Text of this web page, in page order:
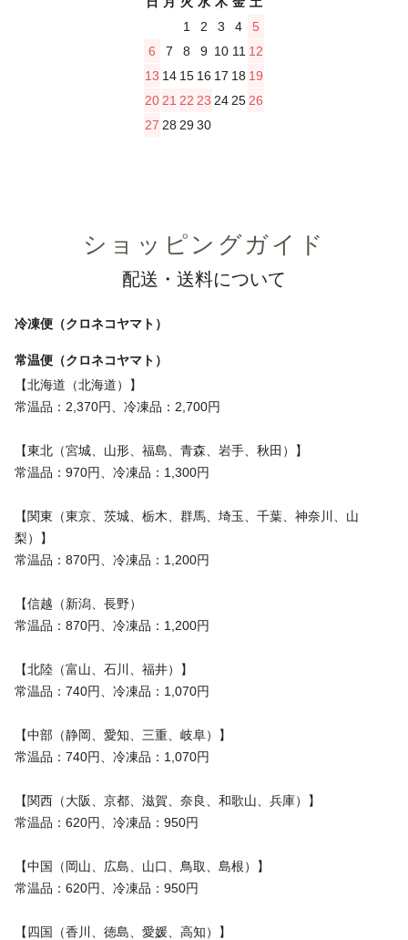
1
2 3 4
5
6
7 8 9 10 11 12
13 14 15 16 17 18 19
20 21 22 23 24 25 26
27 28 2930
ショッピングガイド
配送・送料について
冷凍便（クロネコヤマト）
常温便（クロネコヤマト）
【北海道（北海道）】
常温品：2,370円、冷凍品：2,700円
【東北（宮城、山形、福島、青森、岩手、秋田）】
常温品：970円、冷凍品：1,300円
【関東（東京、茨城、栃木、群馬、埼玉、千葉、神奈川、山
梨）】
常温品：870円、冷凍品：1,200円
【信越（新潟、長野）
常温品：870円、冷凍品：1,200円
【北陸（富山、石川、福井）】
常温品：740円、冷凍品：1,070円
【中部（静岡、愛知、三重、岐阜）】
常温品：740円、冷凍品：1,070円
【関西（大阪、京都、滋賀、奈良、和歌山、兵庫）】
常温品：620円、冷凍品：950円
【中国（岡山、広島、山口、鳥取、島根）】
常温品：620円、冷凍品：950円
【四国（香川、徳島、愛媛、高知）】